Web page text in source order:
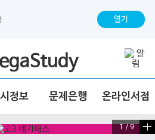
열기
정보 문제은행 온라인서점
1 / 9